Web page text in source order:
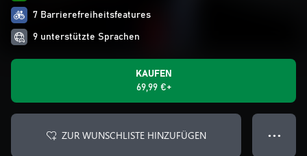
7 Barrierefreiheitsfeatures
9 unterstützte Sprachen
KAUFEN
69,99 €+
ZUR WUNSCHLISTE HINZUFÜGEN ● ● ●